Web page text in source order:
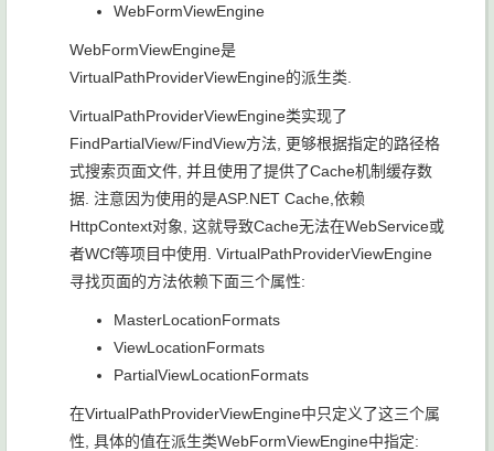
WebFormViewEngine
WebFormViewEngine是
VirtualPathProviderViewEngine的派生类.
VirtualPathProviderViewEngine类实现了
FindPartialView/FindView方法, 更够根据指定的路径格
式搜索页面文件, 并且使用了提供了Cache机制缓存数
据. 注意因为使用的是ASP.NET Cache,依赖
HttpContext对象, 这就导致Cache无法在WebService或
者WCf等项目中使用. VirtualPathProviderViewEngine
寻找页面的方法依赖下面三个属性:
MasterLocationFormats
ViewLocationFormats
PartialViewLocationFormats
在VirtualPathProviderViewEngine中只定义了这三个属
性, 具体的值在派生类WebFormViewEngine中指定: